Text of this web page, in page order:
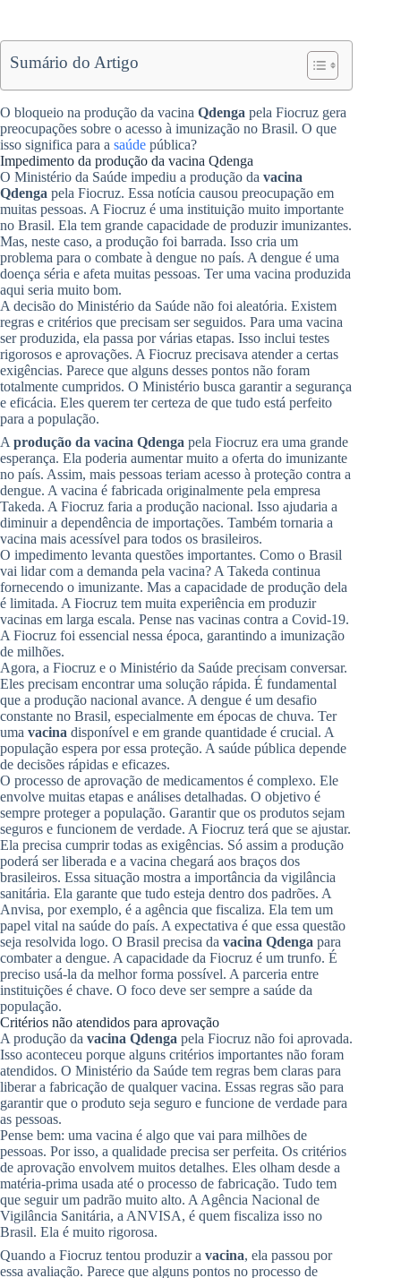
Sumário do Artigo
O bloqueio na produção da vacina Qdenga pela Fiocruz gera
preocupações sobre o acesso à imunização no Brasil. O que
isso significa para a saúde pública?
Impedimento da produção da vacina Qdenga
O Ministério da Saúde impediu a produção da vacina
Qdenga pela Fiocruz. Essa notícia causou preocupação em
muitas pessoas. A Fiocruz é uma instituição muito importante
no Brasil. Ela tem grande capacidade de produzir imunizantes.
Mas, neste caso, a produção foi barrada. Isso cria um
problema para o combate à dengue no país. A dengue é uma
doença séria e afeta muitas pessoas. Ter uma vacina produzida
aqui seria muito bom.
A decisão do Ministério da Saúde não foi aleatória. Existem
regras e critérios que precisam ser seguidos. Para uma vacina
ser produzida, ela passa por várias etapas. Isso inclui testes
rigorosos e aprovações. A Fiocruz precisava atender a certas
exigências. Parece que alguns desses pontos não foram
totalmente cumpridos. O Ministério busca garantir a segurança
e eficácia. Eles querem ter certeza de que tudo está perfeito
para a população.
A produção da vacina Qdenga pela Fiocruz era uma grande
esperança. Ela poderia aumentar muito a oferta do imunizante
no país. Assim, mais pessoas teriam acesso à proteção contra a
dengue. A vacina é fabricada originalmente pela empresa
Takeda. A Fiocruz faria a produção nacional. Isso ajudaria a
diminuir a dependência de importações. Também tornaria a
vacina mais acessível para todos os brasileiros.
O impedimento levanta questões importantes. Como o Brasil
vai lidar com a demanda pela vacina? A Takeda continua
fornecendo o imunizante. Mas a capacidade de produção dela
é limitada. A Fiocruz tem muita experiência em produzir
vacinas em larga escala. Pense nas vacinas contra a Covid-19.
A Fiocruz foi essencial nessa época, garantindo a imunização
de milhões.
Agora, a Fiocruz e o Ministério da Saúde precisam conversar.
Eles precisam encontrar uma solução rápida. É fundamental
que a produção nacional avance. A dengue é um desafio
constante no Brasil, especialmente em épocas de chuva. Ter
uma vacina disponível e em grande quantidade é crucial. A
população espera por essa proteção. A saúde pública depende
de decisões rápidas e eficazes.
O processo de aprovação de medicamentos é complexo. Ele
envolve muitas etapas e análises detalhadas. O objetivo é
sempre proteger a população. Garantir que os produtos sejam
seguros e funcionem de verdade. A Fiocruz terá que se ajustar.
Ela precisa cumprir todas as exigências. Só assim a produção
poderá ser liberada e a vacina chegará aos braços dos
brasileiros. Essa situação mostra a importância da vigilância
sanitária. Ela garante que tudo esteja dentro dos padrões. A
Anvisa, por exemplo, é a agência que fiscaliza. Ela tem um
papel vital na saúde do país. A expectativa é que essa questão
seja resolvida logo. O Brasil precisa da vacina Qdenga para
combater a dengue. A capacidade da Fiocruz é um trunfo. É
preciso usá-la da melhor forma possível. A parceria entre
instituições é chave. O foco deve ser sempre a saúde da
população.
Critérios não atendidos para aprovação
A produção da vacina Qdenga pela Fiocruz não foi aprovada.
Isso aconteceu porque alguns critérios importantes não foram
atendidos. O Ministério da Saúde tem regras bem claras para
liberar a fabricação de qualquer vacina. Essas regras são para
garantir que o produto seja seguro e funcione de verdade para
as pessoas.
Pense bem: uma vacina é algo que vai para milhões de
pessoas. Por isso, a qualidade precisa ser perfeita. Os critérios
de aprovação envolvem muitos detalhes. Eles olham desde a
matéria-prima usada até o processo de fabricação. Tudo tem
que seguir um padrão muito alto. A Agência Nacional de
Vigilância Sanitária, a ANVISA, é quem fiscaliza isso no
Brasil. Ela é muito rigorosa.
Quando a Fiocruz tentou produzir a vacina, ela passou por
essa avaliação. Parece que alguns pontos no processo de